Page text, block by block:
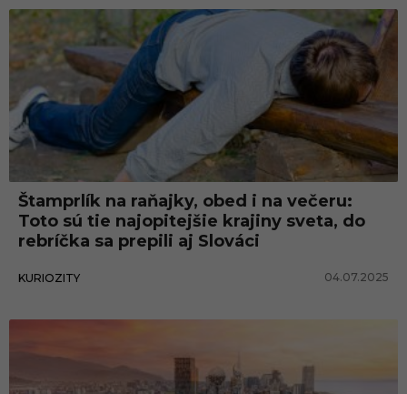
Štamprlík na raňajky, obed i na večeru:
Toto sú tie najopitejšie krajiny sveta, do
rebríčka sa prepili aj Slováci
KURIOZITY 04.07.2025